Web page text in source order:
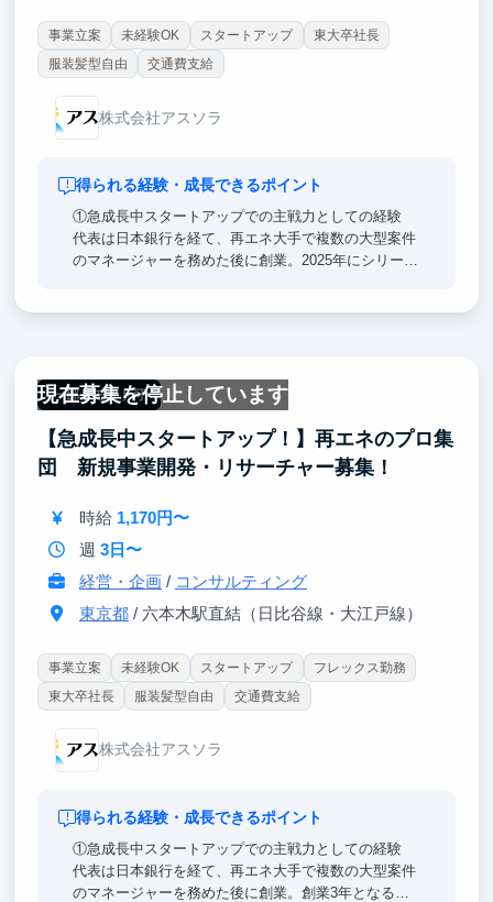
事業立案 未経験OK スタートアップ
東大卒社長
服装髪型自由
交通費支給
株式会社アスソラ
得られる経験・成長できるポイント
①急成長中スタートアップでの主戦力としての経験
代表は日本銀行を経て、再エネ大手で複数の大型案件
のマネージャーを務めた後に創業。2025年にシリーズ
高の成長環境をご提供します。
現在募集を停止しています
一部リモート可
【急成長中スタートアップ！】再エネのプロ集
団 新規事業開発・リサーチャー募集！
時給 1,170円〜
週 3日〜
経営・企画/ コンサルティング
東京都/ 六本木駅直結（日比谷線・大江戸線）
事業立案 未経験OK スタートアップ
フレックス勤務
東大卒社長
服装髪型自由 交通費支給
株式会社アスソラ
得られる経験・成長できるポイント
①急成長中スタートアップでの主戦力としての経験
代表は日本銀行を経て、再エネ大手で複数の大型案件
のマネージャーを務めた後に創業。創業3年となる今